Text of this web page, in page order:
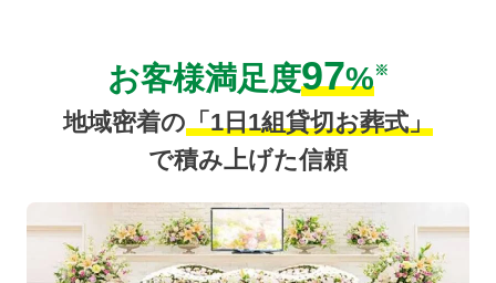
お客様満足度97%※
地域密着の「1日1組貸切お葬式」
で積み上げた信頼